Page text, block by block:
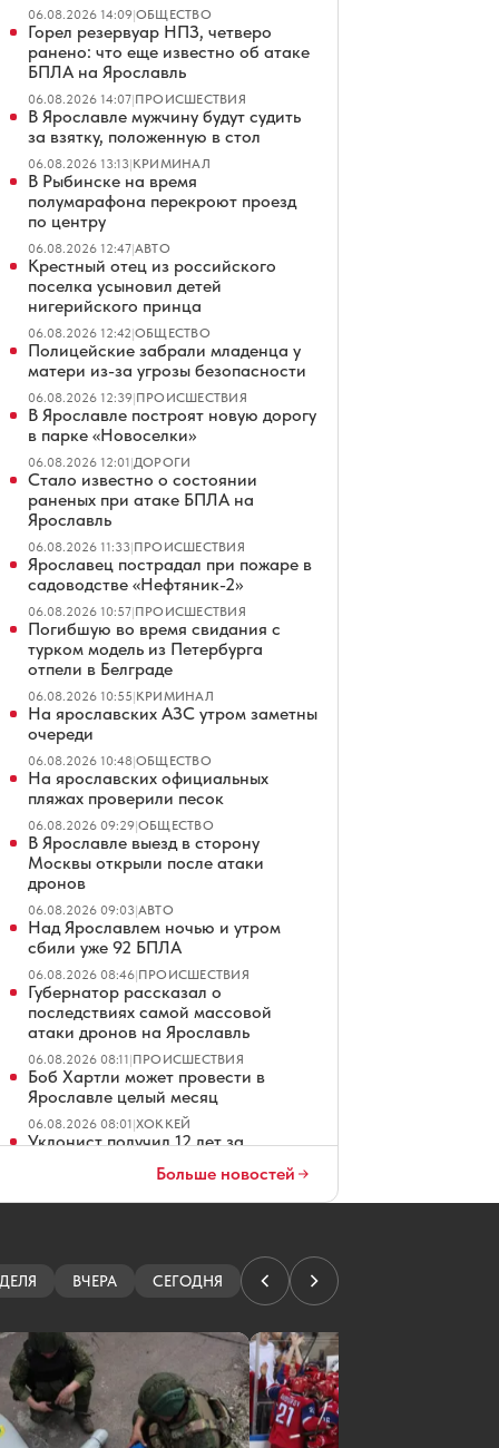
06.08.2026 14:09|ОБЩЕСТВО
Горел резервуар НПЗ, четверо
ранено: что еще известно об атаке
БПЛА на Ярославль
06.08.2026 14:07|ПРОИСШЕСТВИЯ
В Ярославле мужчину будут судить
за взятку, положенную в стол
06.08.2026 13:13|КРИМИНАЛ
В Рыбинске на время
полумарафона перекроют проезд
по центру
06.08.2026 12:47|АВТО
Крестный отец из российского
поселка усыновил детей
нигерийского принца
06.08.2026 12:42|ОБЩЕСТВО
Полицейские забрали младенца у
матери из-за угрозы безопасности
06.08.2026 12:39|ПРОИСШЕСТВИЯ
В Ярославле построят новую дорогу
в парке «Новоселки»
06.08.2026 12:01|ДОРОГИ
Стало известно о состоянии
раненых при атаке БПЛА на
Ярославль
06.08.2026 11:33|ПРОИСШЕСТВИЯ
Ярославец пострадал при пожаре в
садоводстве «Нефтяник-2»
06.08.2026 10:57|ПРОИСШЕСТВИЯ
Погибшую во время свидания с
турком модель из Петербурга
отпели в Белграде
06.08.2026 10:55|КРИМИНАЛ
На ярославских АЗС утром заметны
очереди
06.08.2026 10:48|ОБЩЕСТВО
На ярославских официальных
пляжах проверили песок
06.08.2026 09:29|ОБЩЕСТВО
В Ярославле выезд в сторону
Москвы открыли после атаки
дронов
06.08.2026 09:03|АВТО
Над Ярославлем ночью и утром
сбили уже 92 БПЛА
06.08.2026 08:46|ПРОИСШЕСТВИЯ
Губернатор рассказал о
последствиях самой массовой
атаки дронов на Ярославль
06.08.2026 08:11|ПРОИСШЕСТВИЯ
Боб Хартли может провести в
Ярославле целый месяц
06.08.2026 08:01|ХОККЕЙ
Уклонист получил 12 лет за
ПРОИСШЕСТВИЯ
Определен подрядчик озеленения у
стадиона «Спартаковец» в
Ярославле
06.08.2026 06:01 БЛАГОУСТРОЙСТВО
На дороге в Дядьково приступают к
ремонту тротуаров
06.08.2026 05:01|ДОРОГИ
Больше новостей
ВЧЕРА СЕГОДНЯ